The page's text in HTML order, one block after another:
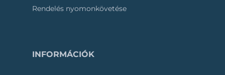
Rendelés nyomonkövetése
INFORMÁCIÓK